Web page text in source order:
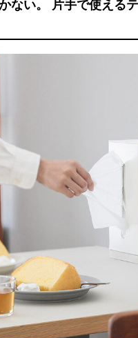
ない。 片手で使える